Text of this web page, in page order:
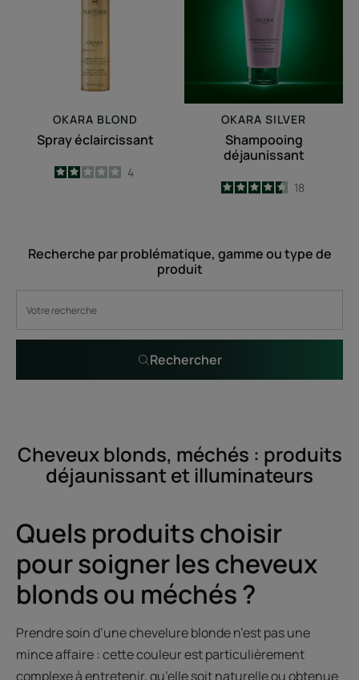
OKARA BLOND
Spray éclaircissant
2
/5
4
OKARA SILVER
Shampooing
déjaunissant
4.5
/5
18
Recherche par problématique, gamme ou type de
produit
Rechercher
Cheveux blonds, méchés : produits
déjaunissant et illuminateurs
Quels produits choisir
pour soigner les cheveux
blonds ou méchés ?
Prendre soin d’une chevelure blonde n’est pas une
mince affaire : cette couleur est particulièrement
complexe à entretenir, qu’elle soit naturelle ou obtenue